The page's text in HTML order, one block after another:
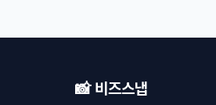
📸 비즈스냅